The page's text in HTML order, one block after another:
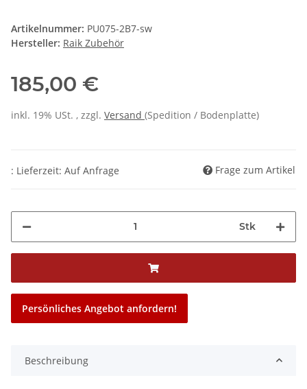
Artikelnummer: PU075-2B7-sw
Hersteller: Raik Zubehör
185,00 €
inkl. 19% USt. , zzgl. Versand (Spedition / Bodenplatte)
: Lieferzeit: Auf Anfrage Frage zum Artikel
Stk
Persönliches Angebot anfordern!
Beschreibung